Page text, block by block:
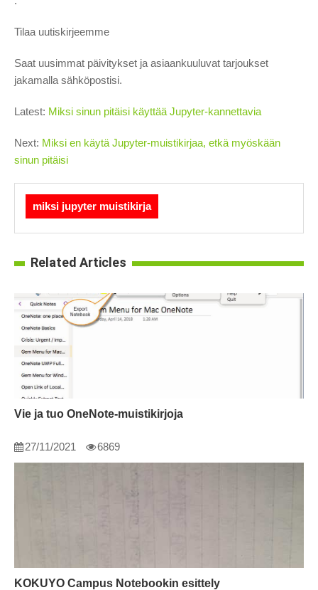
Tilaa uutiskirjeemme
Saat uusimmat päivitykset ja asiaankuuluvat tarjoukset
jakamalla sähköpostisi.
Latest: Miksi sinun pitäisi käyttää Jupyter-kannettavia
Next: Miksi en käytä Jupyter-muistikirjaa, etkä myöskään
sinun pitäisi
miksi jupyter muistikirja
Related Articles
Vie ja tuo OneNote-muistikirjoja
27/11/2021 6869
KOKUYO Campus Notebookin esittely